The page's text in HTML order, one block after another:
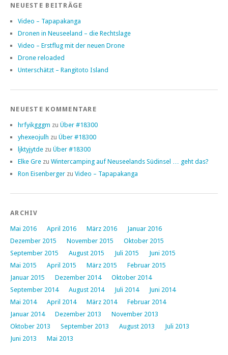
NEUESTE BEITRÄGE
Video – Tapapakanga
Dronen in Neuseeland – die Rechtslage
Video – Erstflug mit der neuen Drone
Drone reloaded
Unterschätzt – Rangitoto Island
NEUESTE KOMMENTARE
hrfyikgggm zu Über #18300
yhexeojulh zu Über #18300
ljktyjytde zu Über #18300
Elke Gre zu Wintercamping auf Neuseelands Südinsel … geht das?
Ron Eisenberger zu Video – Tapapakanga
ARCHIV
Mai 2016 April 2016 März 2016
Januar 2016
Dezember 2015
November 2015
Oktober 2015
September 2015
August 2015 Juli 2015
Juni 2015
Mai 2015
April 2015 März 2015
Februar 2015
Januar 2015
Dezember 2014
Oktober 2014
September 2014
August 2014 Juli 2014
Juni 2014
Mai 2014
April 2014 März 2014
Februar 2014
Januar 2014
Dezember 2013
November 2013
Oktober 2013
September 2013 August 2013
Juli 2013
Juni 2013
Mai 2013